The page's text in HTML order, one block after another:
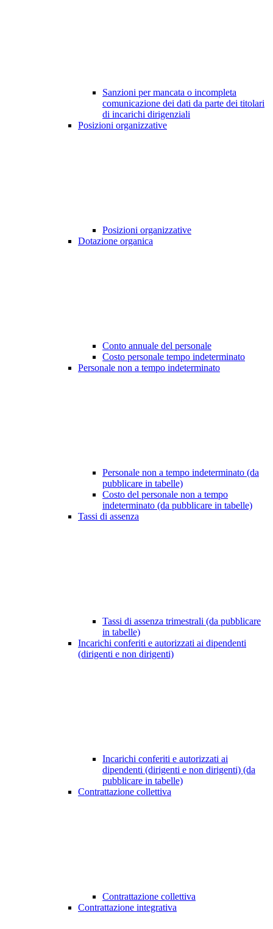
Sanzioni per mancata o incompleta
comunicazione dei dati da parte dei titolari
di incarichi dirigenziali
Posizioni organizzative
Posizioni organizzative
Dotazione organica
Conto annuale del personale
Costo personale tempo indeterminato
Personale non a tempo indeterminato
Personale non a tempo indeterminato (da
pubblicare in tabelle)
Costo del personale non a tempo
indeterminato (da pubblicare in tabelle)
Tassi di assenza
Tassi di assenza trimestrali (da pubblicare
in tabelle)
Incarichi conferiti e autorizzati ai dipendenti
(dirigenti e non dirigenti)
Incarichi conferiti e autorizzati ai
dipendenti (dirigenti e non dirigenti) (da
pubblicare in tabelle)
Contrattazione collettiva
Contrattazione collettiva
Contrattazione integrativa